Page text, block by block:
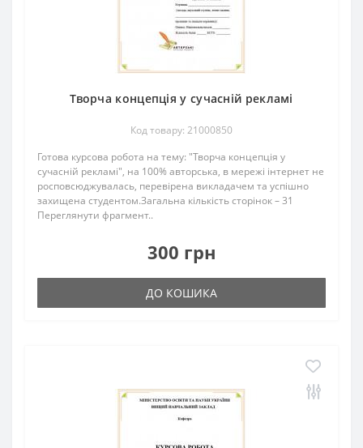
Творча концепція у сучасній рекламі
Код товару: 21000850
Готова курсова робота на тему: "Творча концепція у
сучасній рекламі", на 100% авторська, в мережі інтернет не
росповсюджувалась, перевірена викладачем та успішно
захищена студентом.Загальна кількість сторінок – 31
Переглянути фрагмент..
300 грн
ДО КОШИКА